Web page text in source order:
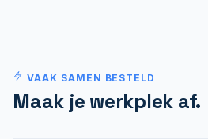
VAAK SAMEN BESTELD
Maak je werkplek af.